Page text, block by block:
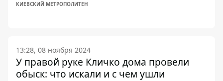
КИЕВСКИЙ МЕТРОПОЛИТЕН
13:28, 08 ноября 2024
У правой руке Кличко дома провели
обыск: что искали и с чем ушли